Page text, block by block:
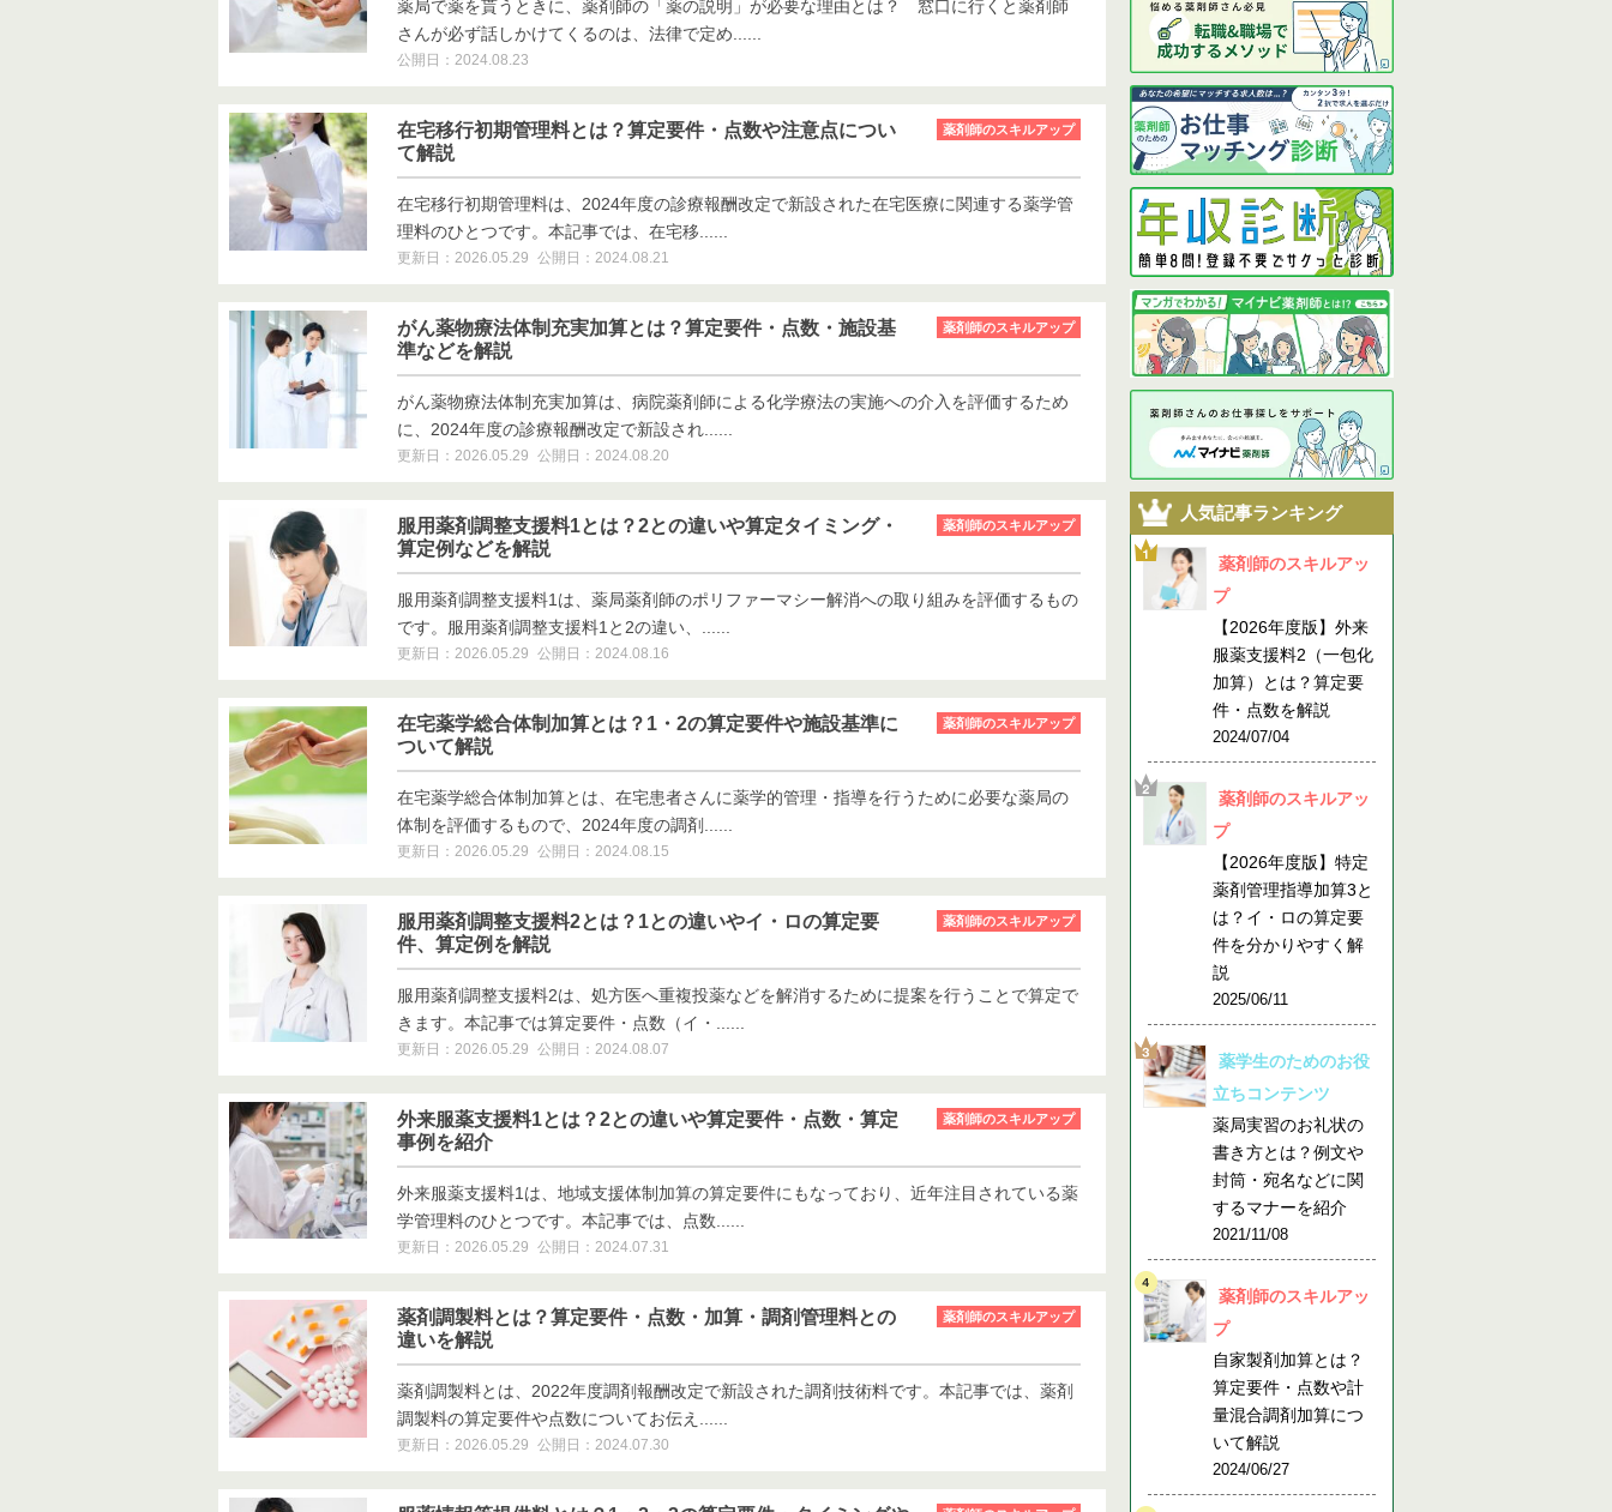
薬局で薬を貰うときに、薬剤師の「薬の説明」が必要な理由とは？ 窓口に行くと薬剤師
さんが必ず話しかけてくるのは、法律で定め......
公開日：2024.08.23
薬剤師のスキルアップ
在宅移行初期管理料とは？算定要件・点数や注意点につい
て解説
在宅移行初期管理料は、2024年度の診療報酬改定で新設された在宅医療に関連する薬学管
理料のひとつです。本記事では、在宅移......
更新日：2026.05.29 公開日：2024.08.21
薬剤師のスキルアップ
がん薬物療法体制充実加算とは？算定要件・点数・施設基
準などを解説
がん薬物療法体制充実加算は、病院薬剤師による化学療法の実施への介入を評価するため
に、2024年度の診療報酬改定で新設され......
更新日：2026.05.29 公開日：2024.08.20
薬剤師のスキルアップ
服用薬剤調整支援料1とは？2との違いや算定タイミング・
算定例などを解説
服用薬剤調整支援料1は、薬局薬剤師のポリファーマシー解消への取り組みを評価するもの
です。服用薬剤調整支援料1と2の違い、......
更新日：2026.05.29 公開日：2024.08.16
薬剤師のスキルアップ
在宅薬学総合体制加算とは？1・2の算定要件や施設基準に
ついて解説
在宅薬学総合体制加算とは、在宅患者さんに薬学的管理・指導を行うために必要な薬局の
体制を評価するもので、2024年度の調剤......
更新日：2026.05.29 公開日：2024.08.15
薬剤師のスキルアップ
服用薬剤調整支援料2とは？1との違いやイ・ロの算定要
件、算定例を解説
服用薬剤調整支援料2は、処方医へ重複投薬などを解消するために提案を行うことで算定で
きます。本記事では算定要件・点数（イ・......
更新日：2026.05.29 公開日：2024.08.07
薬剤師のスキルアップ
外来服薬支援料1とは？2との違いや算定要件・点数・算定
事例を紹介
外来服薬支援料1は、地域支援体制加算の算定要件にもなっており、近年注目されている薬
学管理料のひとつです。本記事では、点数......
更新日：2026.05.29 公開日：2024.07.31
薬剤師のスキルアップ
薬剤調製料とは？算定要件・点数・加算・調剤管理料との
違いを解説
薬剤調製料とは、2022年度調剤報酬改定で新設された調剤技術料です。本記事では、薬剤
調製料の算定要件や点数についてお伝え......
更新日：2026.05.29 公開日：2024.07.30
人気記事ランキング
薬剤師のスキルアッ
プ
【2026年度版】外来
服薬支援料2（一包化
加算）とは？算定要
件・点数を解説
2024/07/04
薬剤師のスキルアッ
プ
【2026年度版】特定
薬剤管理指導加算3と
は？イ・ロの算定要
件を分かりやすく解
説
2025/06/11
薬学生のためのお役
立ちコンテンツ
薬局実習のお礼状の
書き方とは？例文や
封筒・宛名などに関
するマナーを紹介
2021/11/08
薬剤師のスキルアッ
プ
自家製剤加算とは？
算定要件・点数や計
量混合調剤加算につ
いて解説
2024/06/27